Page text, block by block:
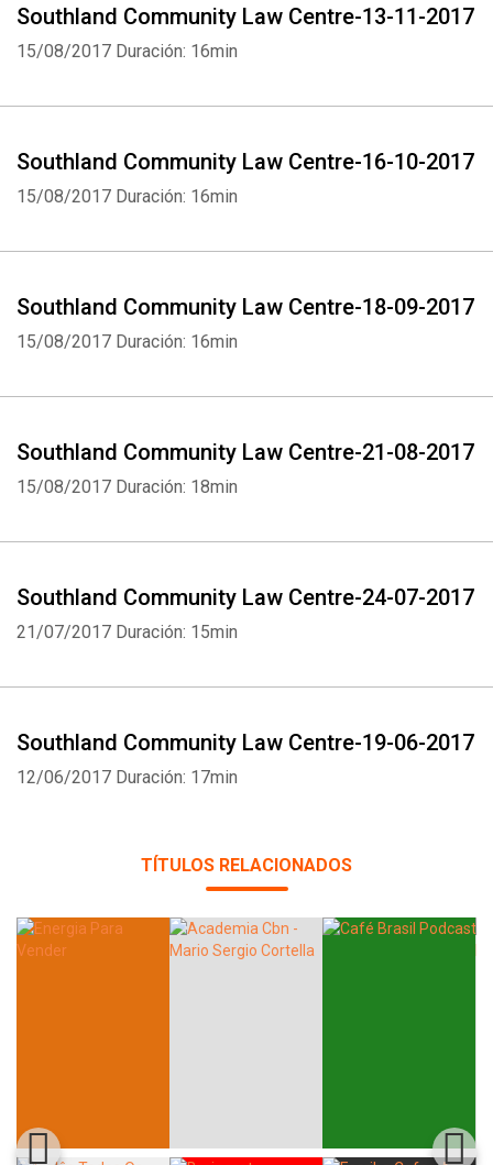
Southland Community Law Centre-13-11-2017
15/08/2017 Duración: 16min
Southland Community Law Centre-16-10-2017
15/08/2017 Duración: 16min
Southland Community Law Centre-18-09-2017
15/08/2017 Duración: 16min
Southland Community Law Centre-21-08-2017
15/08/2017 Duración: 18min
Southland Community Law Centre-24-07-2017
21/07/2017 Duración: 15min
Southland Community Law Centre-19-06-2017
12/06/2017 Duración: 17min
TÍTULOS RELACIONADOS
Whatsapp Facebook